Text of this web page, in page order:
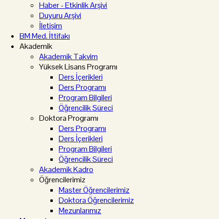
Haber - Etkinlik Arşivi
Duyuru Arşivi
İletişim
BM Med. İttifakı
Akademik
Akademik Takvim
Yüksek Lisans Programı
Ders İçerikleri
Ders Programı
Program Bilgileri
Öğrencilik Süreci
Doktora Programı
Ders Programı
Ders İçerikleri
Program Bilgileri
Öğrencilik Süreci
Akademik Kadro
Öğrencilerimiz
Master Öğrencilerimiz
Doktora Öğrencilerimiz
Mezunlarımız